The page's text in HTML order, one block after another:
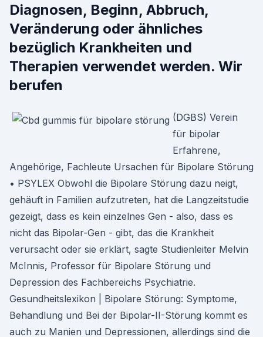
Diagnosen, Beginn, Abbruch,
Veränderung oder ähnliches
bezüglich Krankheiten und
Therapien verwendet werden. Wir
berufen
(DGBS) Verein
für bipolar
Erfahrene,
Angehörige, Fachleute Ursachen für Bipolare Störung
• PSYLEX Obwohl die Bipolare Störung dazu neigt,
gehäuft in Familien aufzutreten, hat die Langzeitstudie
gezeigt, dass es kein einzelnes Gen - also, dass es
nicht das Bipolar-Gen - gibt, das die Krankheit
verursacht oder sie erklärt, sagte Studienleiter Melvin
McInnis, Professor für Bipolare Störung und
Depression des Fachbereichs Psychiatrie.
Gesundheitslexikon | Bipolare Störung: Symptome,
Behandlung und Bei der Bipolar-II-Störung kommt es
auch zu Manien und Depressionen, allerdings sind die